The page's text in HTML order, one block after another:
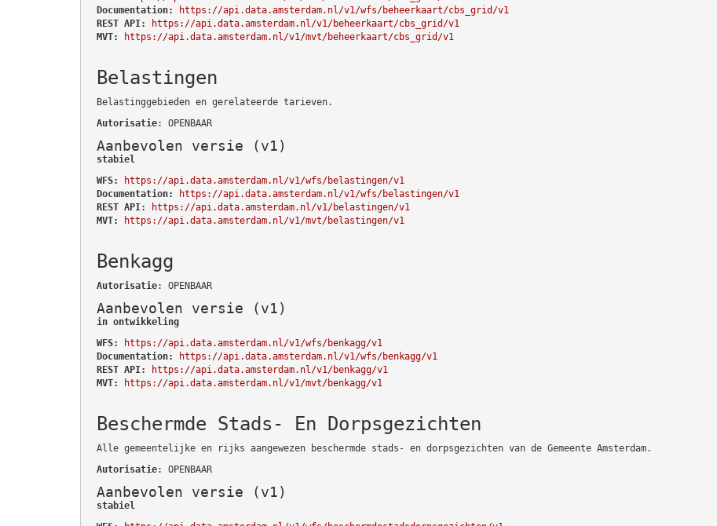
Documentation:
https://api.data.amsterdam.nl/v1/wfs/beheerkaart/cbs_grid/v1
REST API:
https://api.data.amsterdam.nl/v1/beheerkaart/cbs_grid/v1
MVT:
https://api.data.amsterdam.nl/v1/mvt/beheerkaart/cbs_grid/v1
Belastingen
Belastinggebieden en gerelateerde tarieven.
Autorisatie: OPENBAAR
Aanbevolen versie (v1)
stabiel
WFS:
https://api.data.amsterdam.nl/v1/wfs/belastingen/v1
Documentation:
https://api.data.amsterdam.nl/v1/wfs/belastingen/v1
REST API:
https://api.data.amsterdam.nl/v1/belastingen/v1
MVT:
https://api.data.amsterdam.nl/v1/mvt/belastingen/v1
Benkagg
Autorisatie: OPENBAAR
Aanbevolen versie (v1)
in ontwikkeling
WFS:
https://api.data.amsterdam.nl/v1/wfs/benkagg/v1
Documentation:
https://api.data.amsterdam.nl/v1/wfs/benkagg/v1
REST API:
https://api.data.amsterdam.nl/v1/benkagg/v1
MVT:
https://api.data.amsterdam.nl/v1/mvt/benkagg/v1
Beschermde Stads- En Dorpsgezichten
Alle gemeentelijke en rijks aangewezen beschermde stads- en dorpsgezichten van de Gemeente Amsterdam.
Autorisatie: OPENBAAR
Aanbevolen versie (v1)
stabiel